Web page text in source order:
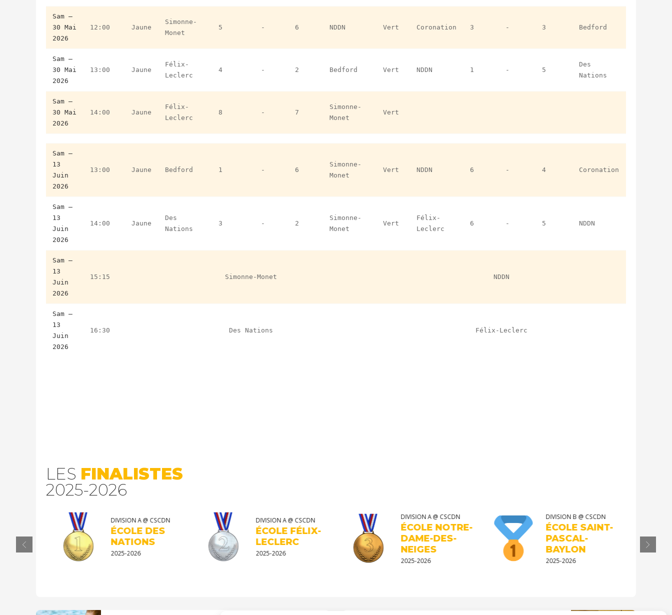
Sam –
30 Mai
2026
12:00 Jaune
Simonne-
Monet
5 - 6 NDDN Vert Coronation 3 - 3 Bedford
Sam –
30 Mai
2026
13:00 Jaune
Félix-
Leclerc
4 - 2 Bedford Vert NDDN 1 - 5
Des
Nations
Sam –
30 Mai
2026
14:00 Jaune
Félix-
Leclerc
8 - 7
Simonne-
Monet
Vert
Sam –
13
Juin
2026
13:00 Jaune Bedford 1 - 6
Simonne-
Monet
Vert NDDN 6 - 4 Coronation
Sam –
13
Juin
2026
14:00 Jaune
Des
Nations
3 - 2
Simonne-
Monet
Vert
Félix-
Leclerc
6 - 5 NDDN
Sam –
13
Juin
2026
15:15 Simonne-Monet NDDN
Sam –
13
Juin
2026
16:30 Des Nations Félix-Leclerc
LES FINALISTES
2025-2026
DIVISION A @ CSCDN
ÉCOLE DES
NATIONS
2025-2026
DIVISION A @ CSCDN
ÉCOLE FÉLIX-
LECLERC
2025-2026
DIVISION A @ CSCDN
ÉCOLE NOTRE-
DAME-DES-
NEIGES
2025-2026
DIVISION B @ CSCDN
ÉCOLE SAINT-
PASCAL-
BAYLON
2025-2026